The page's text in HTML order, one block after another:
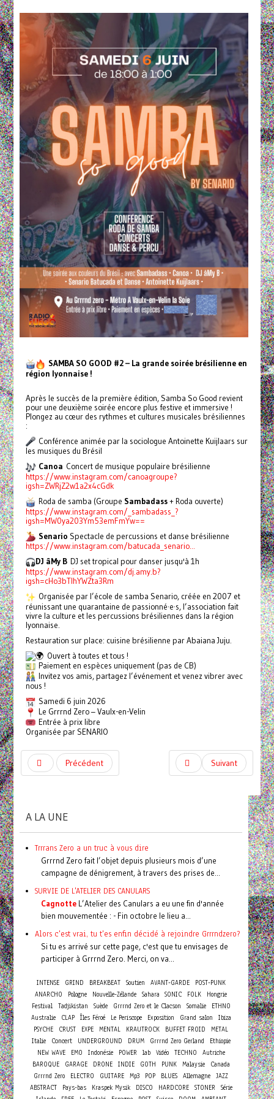
SAMBA SO GOOD #2 – La grande soirée brésilienne en
région lyonnaise !
Après le succès de la première édition, Samba So Good revient
pour une deuxième soirée encore plus festive et immersive !
Plongez au cœur des rythmes et cultures musicales brésiliennes
:
Conférence animée par la sociologue Antoinette Kuijlaars sur
les musiques du Brésil
Canoa Concert de musique populaire brésilienne
https://www.instagram.com/canoagroupe?
igsh=ZWRjZ2w1a2x4cGdk
Roda de samba (Groupe Sambadass+ Roda ouverte)
https://www.instagram.com/_sambadass_?
igsh=MW0ya203Ym53emFmYw==
Senario Spectacle de percussions et danse brésilienne
https://www.instagram.com/batucada_senario...
DJ âMy BDJ set tropical pour danser jusqu'à 1h
https://www.instagram.com/dj.amy.b?
igsh=cHo3bTlhYWZta3Rm
Organisée par l’école de samba Senario, créée en 2007 et
réunissant une quarantaine de passionné·e·s, l’association fait
vivre la culture et les percussions brésiliennes dans la région
lyonnaise.
Restauration sur place: cuisine brésilienne par Abaiana Juju.
Ouvert à toutes et tous !
Paiement en espèces uniquement (pas de CB)
Invitez vos amis, partagez l’événement et venez vibrer avec
nous !
Samedi 6 juin 2026
Le Grrrnd Zero – Vaulx-en-Velin
Entrée à prix libre
Organisée par SENARIO
Précédent Suivant
A LA UNE
Trrrans Zero a un truc à vous dire
Grrrnd Zero fait l’objet depuis plusieurs mois d’une
campagne de dénigrement, à travers des prises de...
SURVIE DE L'ATELIER DES CANULARS
CagnotteL’Atelier des Canulars a eu une fin d'année
bien mouvementée : - Fin octobre le lieu a...
Alors c'est vrai, tu t'es enfin décidé à rejoindre Grrrndzero?
Si tu es arrivé sur cette page, c'est que tu envisages de
participer à Grrrnd Zero. Merci, on va...
INTENSE GRIND BREAKBEAT Soutien AVANT-GARDE
POST-PUNK
ANARCHO
Pologne Nouvelle-Zélande Sahara SONIC FOLK
Hongrie
Festival
Tadjikistan Suède Grrrnd Zero et le Clacson Somalie
ETHNO
Australie
CLAP Îles Féroé Le Periscope Exposition Grand salon
Ibiza
PSYCHE
CRUST EXPE MENTAL KRAUTROCK BUFFET FROID
METAL
Italie
Concert UNDERGROUND DRUM Grrrnd Zero Gerland
Ethiopie
NEW WAVE
EMO Indonésie POWER lab Vidéo TECHNO
Autriche
BAROQUE
GARAGE DRONE INDIE GOTH PUNK Malaysie
Canada
Grrrnd Zero
ELECTRO GUITARE Mp3 POP BLUES Allemagne JAZZ
ABSTRACT
Pays-bas Kraspek Mysik DISCO HARDCORE STONER
Série